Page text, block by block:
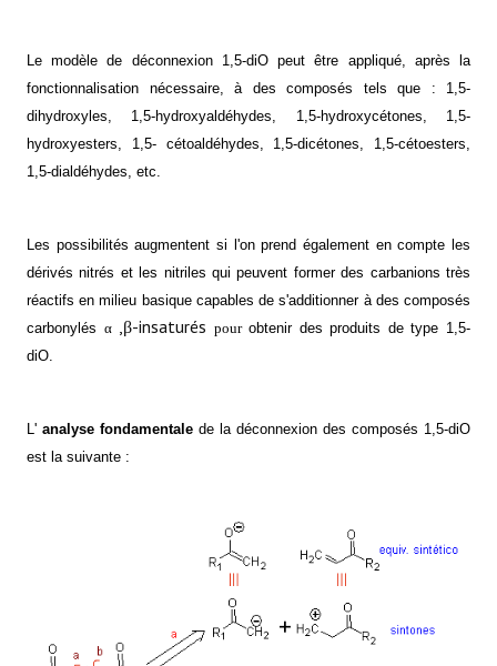
Le modèle de déconnexion 1,5-diO peut être appliqué, après la
fonctionnalisation nécessaire, à des composés tels que : 1,5-
dihydroxyles, 1,5-hydroxyaldéhydes, 1,5-hydroxycétones, 1,5-
hydroxyesters, 1,5- cétoaldéhydes, 1,5-dicétones, 1,5-cétoesters,
1,5-dialdéhydes, etc.
Les possibilités augmentent si l'on prend également en compte les
dérivés nitrés et les nitriles qui peuvent former des carbanions très
réactifs en milieu basique capables de s'additionner à des composés
carbonylés α,β-insaturés pour obtenir des produits de type 1,5-
diO.
L' analyse fondamentale de la déconnexion des composés 1,5-diO
est la suivante :